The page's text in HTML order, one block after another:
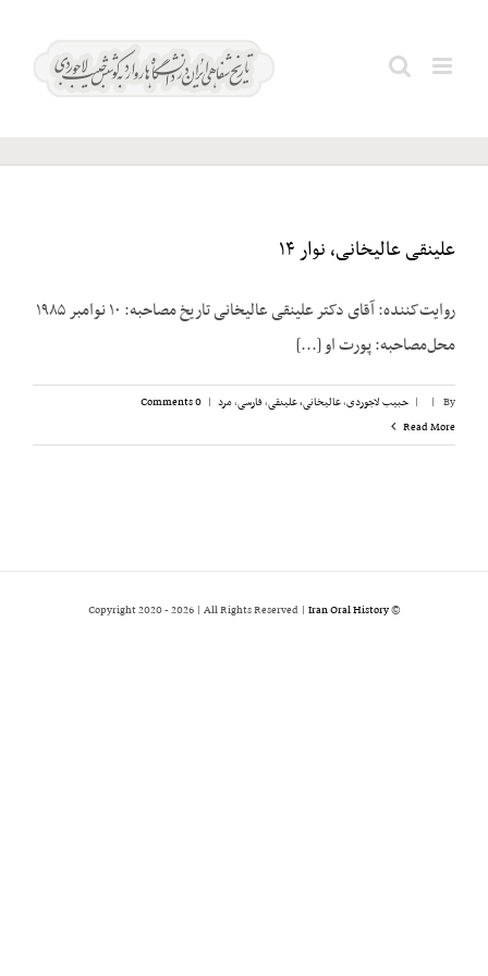
شیلات
علینقی عالیخانی، نوار ۱۴
روایت‌کننده: آقای دکتر علینقی عالیخانی تاریخ مصاحبه: ۱۰ نوامبر ۱۹۸۵
محل‌مصاحبه: پورت او [...]
By
|
| حبیب لاجوردی,عالیخانی، علینقی,فارسی,مرد |
0 Comments
Read More
© Copyright 2020 -
2026 | All Rights Reserved | Iran Oral History